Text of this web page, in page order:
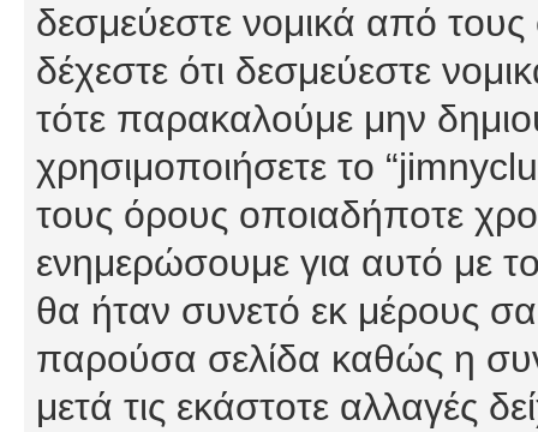
δεσμεύεστε νομικά από
δέχεστε ότι δεσμεύεστε
τότε παρακαλούμε μην
χρησιμοποιήσετε το
τους όρους οποιαδήποτε
ενημερώσουμε για αυτό με
θα ήταν συνετό εκ μέρους
παρούσα σελίδα καθώς η
μετά τις εκάστοτε αλλαγές